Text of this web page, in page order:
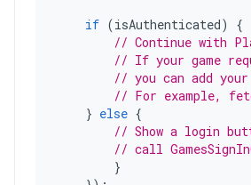
if (isAuthenticated)
{
// Continue with
// If your game
// you can add
// For example,
} else {
// Show a login
// call
}